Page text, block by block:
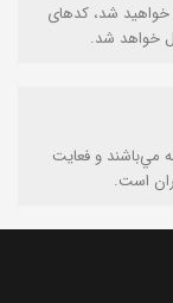
خواهید شد، کدهای
خواهد شد.
مي‌باشند و فعایت
است.